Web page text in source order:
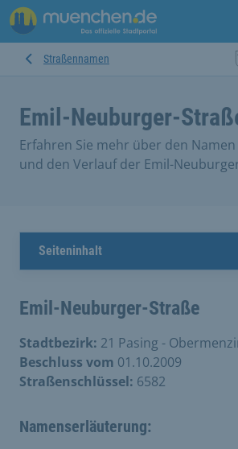
Straßennamen
Emil-Neuburger-
Erfahren Sie mehr über den
und den Verlauf der Emil-
Seiteninhalt
Emil-Neuburger-Straße
Stadtbezirk: 21 Pasing -
Beschluss vom 01.10.2009
Straßenschlüssel: 6582
Namenserläuterung: